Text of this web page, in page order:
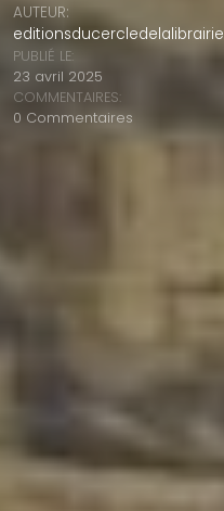
AUTEUR:
editionsducercledelalibrairie
PUBLIÉ LE:
23 avril 2025
COMMENTAIRES:
0 Commentaires